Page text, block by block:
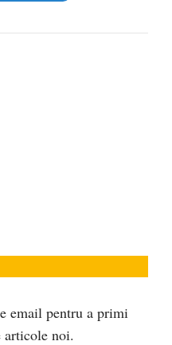
email pentru a primi
noi.